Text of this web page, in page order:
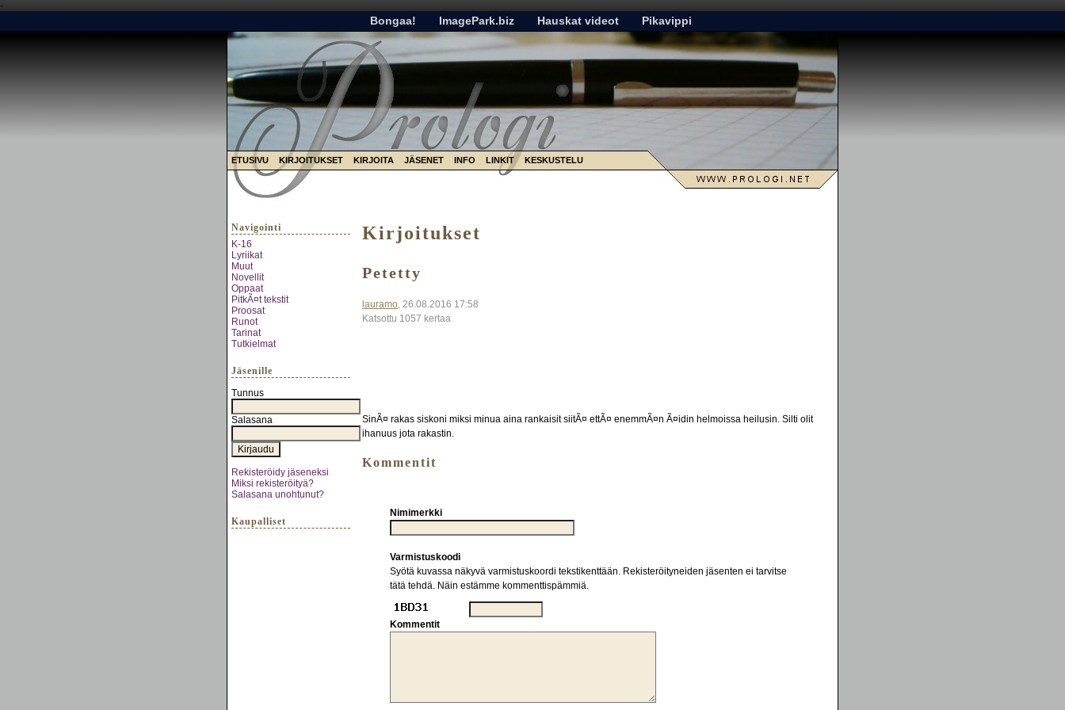
-
Bongaa! ImagePark.biz Hauskat videot Pikavippi
ETUSIVU KIRJOITUKSET KIRJOITA JÄSENET INFO LINKIT KESKUSTELU
Navigointi
K-16
Lyriikat
Muut
Novellit
Oppaat
PitkÃ¤t tekstit
Proosat
Runot
Tarinat
Tutkielmat
Jäsenille
Tunnus
Salasana
Rekisteröidy jäseneksi
Miksi rekisteröityä?
Salasana unohtunut?
Kaupalliset
Kirjoitukset
Petetty
lauramo, 26.08.2016 17:58
Katsottu 1057 kertaa
SinÃ¤ rakas siskoni miksi minua aina rankaisit siitÃ¤ ettÃ¤ enemmÃ¤n Ã¤idin helmoissa heilusin. Silti olit
ihanuus jota rakastin.
Kommentit
Nimimerkki
Varmistuskoodi
Syötä kuvassa näkyvä varmistuskoordi tekstikenttään. Rekisteröityneiden jäsenten ei tarvitse
tätä tehdä. Näin estämme kommenttispämmiä.
Kommentit